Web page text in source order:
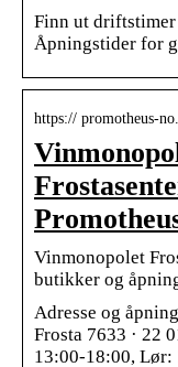
Finn ut
Åpningstider for
https:// promotheus-
Vinmonopolet
butikker og
Adresse og
Frosta 7633 · 22
13:00-18:00, Lør: